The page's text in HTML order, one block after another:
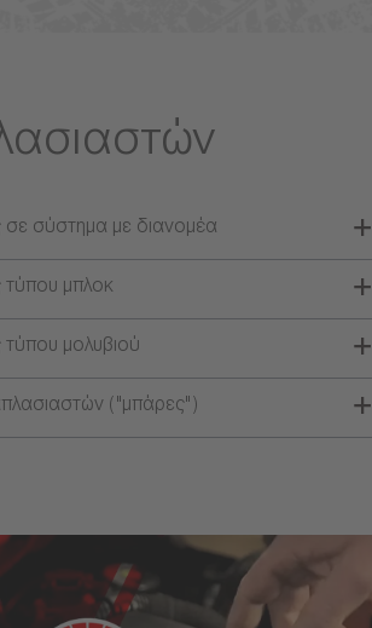
σε σύστημα με διανομέα
τύπου μπλοκ
μολυβιού
("μπάρες")